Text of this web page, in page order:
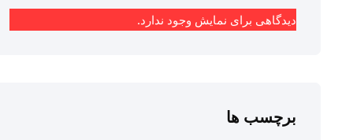
دیدگاهی برای نمایش وجود ندارد.
برچسب ها